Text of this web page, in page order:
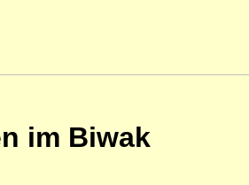
im Biwak